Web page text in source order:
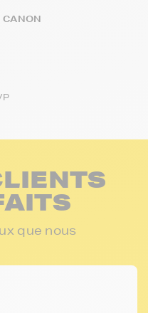
que nous